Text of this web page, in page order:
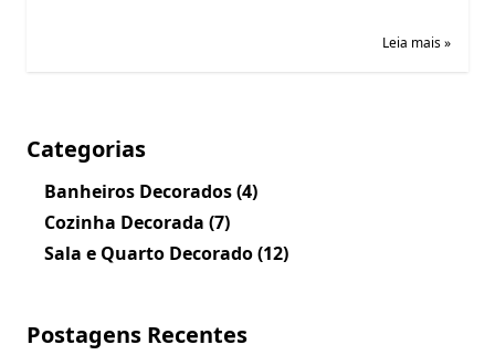
Leia mais »
Categorias
Banheiros Decorados(4)
Cozinha Decorada (7)
Sala e Quarto Decorado(12)
Postagens Recentes